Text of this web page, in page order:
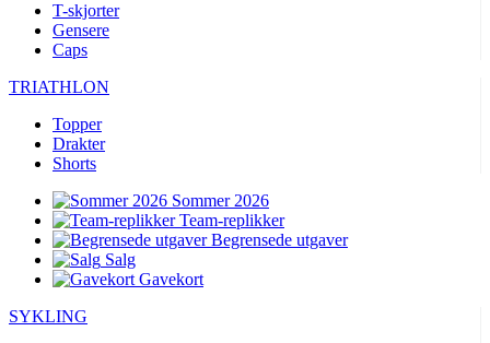
T-skjorter
Gensere
Caps
TRIATHLON
Topper
Drakter
Shorts
Sommer 2026
Team-replikker
Begrensede utgaver
Salg
Gavekort
SYKLING